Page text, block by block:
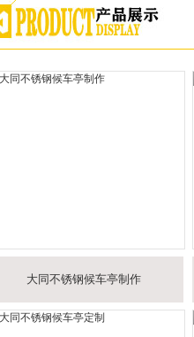
大同不锈钢候车亭制作